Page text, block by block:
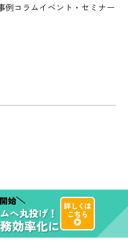
例コラムイベント・セミナー
始
へ丸投げ！
効率化に
詳しくは
こちら
play_arrow